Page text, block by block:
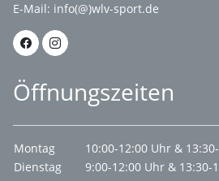
E-Mail: info(@)wlv-sport.de
Öffnungszeiten
Montag
10:00-12:00 Uhr &
Dienstag
9:00-12:00 Uhr & 13:30-